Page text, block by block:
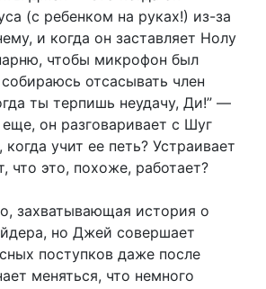
(с ребенком на руках!) из-за
и когда он заставляет Нолу
чтобы микрофон был
отсасывать член
ты терпишь неудачу, Ди!” —
он разговаривает с Шуг
когда учит ее петь? Устраивает
что это, похоже, работает?
захватывающая история о
но Джей совершает
поступков даже после
меняться, что немного